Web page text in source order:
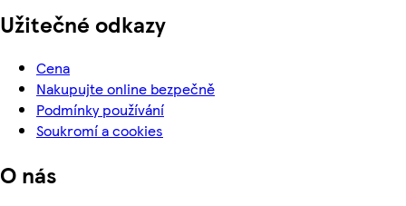
Užitečné odkazy
Cena
Nakupujte online bezpečně
Podmínky používání
Soukromí a cookies
O nás